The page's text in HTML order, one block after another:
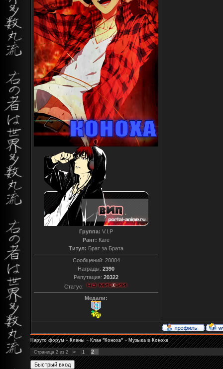
Группа: V.I.P
Ранг: Каге
Титул: Брат за Брата
Сообщений: 20004
Награды: 2390
Репутация: 20322
Статус:
Медали:
Наруто форум » Кланы » Клан "Коноха" » Музыка в Конохе
Страница 2 из 2 « 1 2